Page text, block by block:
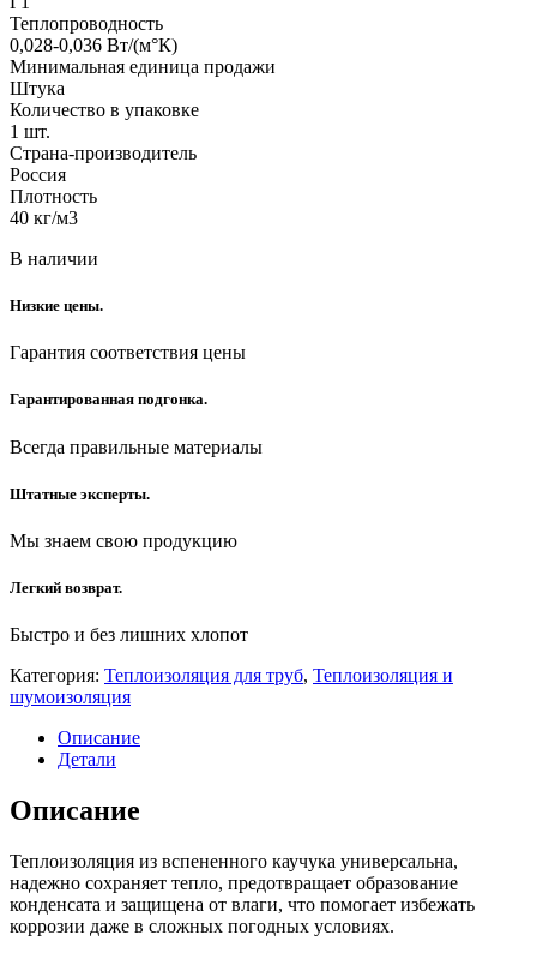
Теплопроводность
0,028-0,036 Вт/(м°К)
Минимальная единица продажи
Штука
Количество в упаковке
1 шт.
Страна-производитель
Россия
Плотность
40 кг/м3
В наличии
Низкие цены.
Гарантия соответствия цены
Гарантированная подгонка.
Всегда правильные материалы
Штатные эксперты.
Мы знаем свою продукцию
Легкий возврат.
Быстро и без лишних хлопот
Категория: Теплоизоляция для труб, Теплоизоляция и
шумоизоляция
Описание
Детали
Описание
Теплоизоляция из вспененного каучука универсальна,
надежно сохраняет тепло, предотвращает образование
конденсата и защищена от влаги, что помогает избежать
коррозии даже в сложных погодных условиях.